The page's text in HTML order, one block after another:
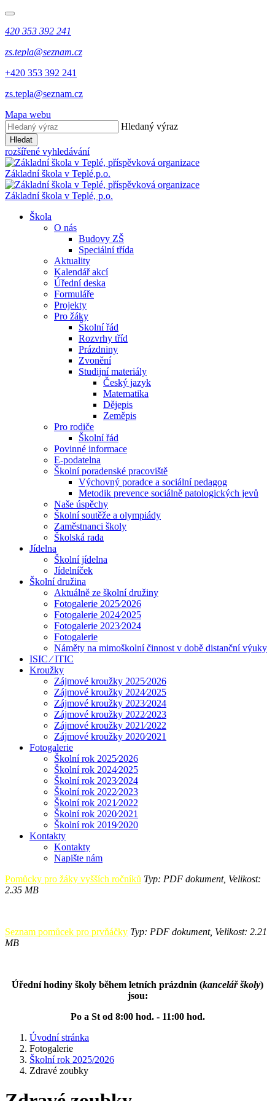
420 353 392 241
zs.tepla@seznam.cz
+420 353 392 241
zs.tepla@seznam.cz
Mapa webu
Hledaný výraz
Hledat
rozšířené vyhledávání
Základní škola v Teplé,p.o.
Základní škola v Teplé, p.o.
Škola
O nás
Budovy ZŠ
Speciální třída
Aktuality
Kalendář akcí
Úřední deska
Formuláře
Projekty
Pro žáky
Školní řád
Rozvrhy tříd
Prázdniny
Zvonění
Studijní materiály
Český jazyk
Matematika
Dějepis
Zeměpis
Pro rodiče
Školní řád
Povinné informace
E-podatelna
Školní poradenské pracoviště
Výchovný poradce a sociální pedagog
Metodik prevence sociálně patologických jevů
Naše úspěchy
Školní soutěže a olympiády
Zaměstnanci školy
Školská rada
Jídelna
Školní jídelna
Jídelníček
Školní družina
Aktuálně ze školní družiny
Fotogalerie 2025⁄2026
Fotogalerie 2024⁄2025
Fotogalerie 2023⁄2024
Fotogalerie
Náměty na mimoškolní činnost v době distanční výuky
ISIC ⁄ ITIC
Kroužky
Zájmové kroužky 2025⁄2026
Zájmové kroužky 2024⁄2025
Zájmové kroužky 2023⁄2024
Zájmové kroužky 2022⁄2023
Zájmové kroužky 2021⁄2022
Zájmové kroužky 2020⁄2021
Fotogalerie
Školní rok 2025⁄2026
Školní rok 2024⁄2025
Školní rok 2023⁄2024
Školní rok 2022⁄2023
Školní rok 2021⁄2022
Školní rok 2020⁄2021
Školní rok 2019⁄2020
Kontakty
Kontakty
Napište nám
Pomůcky pro žáky vyšších ročníků Typ: PDF dokument, Velikost:
2.35 MB
Seznam pomůcek pro prvňáčky Typ: PDF dokument, Velikost: 2.21
MB
Úřední hodiny školy během letních prázdnin (kancelář školy)
jsou:
Po a St od 8:00 hod. - 11:00 hod.
Úvodní stránka
Fotogalerie
Školní rok 2025/2026
Zdravé zoubky